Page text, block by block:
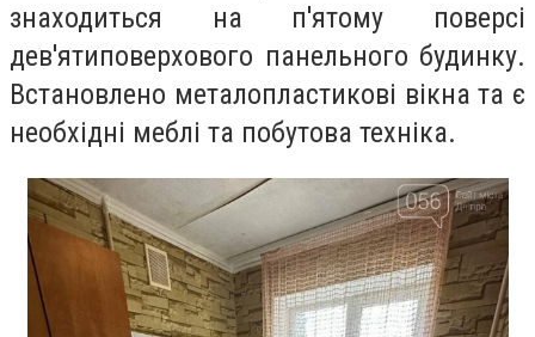
знаходиться на п'ятому поверсі
дев'ятиповерхового панельного будинку.
Встановлено металопластикові вікна та є
необхідні меблі та побутова техніка.